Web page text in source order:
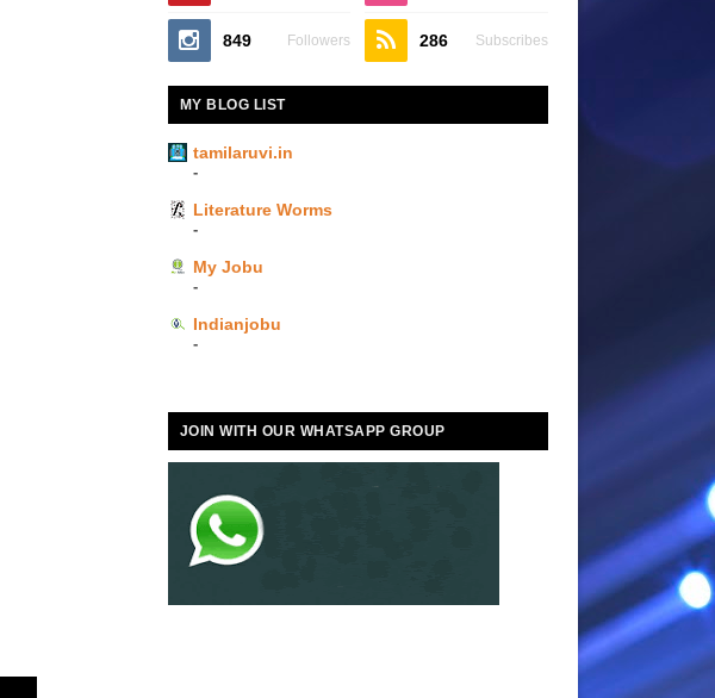
849 Followers 286 Subscribes
MY BLOG LIST
tamilaruvi.in
-
Literature Worms
-
My Jobu
-
Indianjobu
-
JOIN WITH OUR WHATSAPP GROUP